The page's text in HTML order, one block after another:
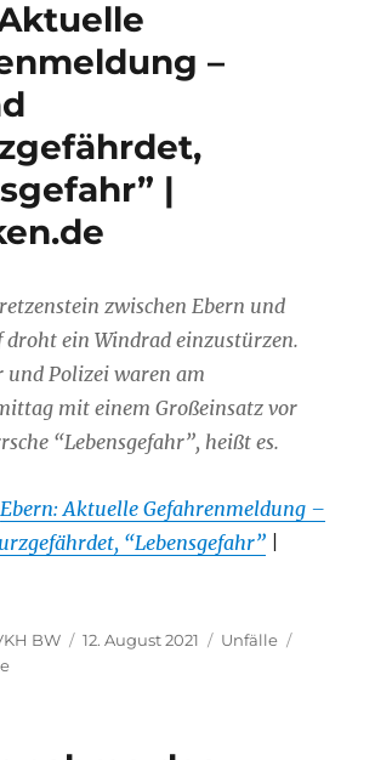
–
|
zwischen Ebern und
droht ein Windrad einzustürzen.
und Polizei waren am
mit einem Großeinsatz vor
“Lebensgefahr”, heißt es.
Ebern: Aktuelle Gefahrenmeldung –
“Lebensgefahr”
BW
Veröffentlicht
12. August 2021 Kategorien
Unfälle